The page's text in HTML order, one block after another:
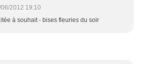
06/2012 19:10
à souhait - bises fleuries du soir